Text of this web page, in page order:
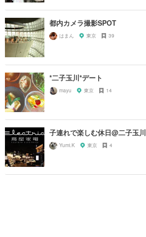
都内カメラ撮影SPOT
はまん 東京 39
*二子玉川*デート
mayu 東京 14
子連れで楽しむ休日@二子玉川
Yumi.K 東京 4